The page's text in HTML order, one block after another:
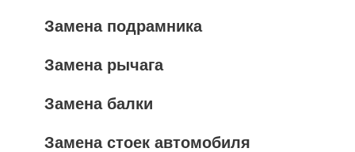
Замена подрамника
Замена рычага
Замена балки
Замена стоек автомобиля